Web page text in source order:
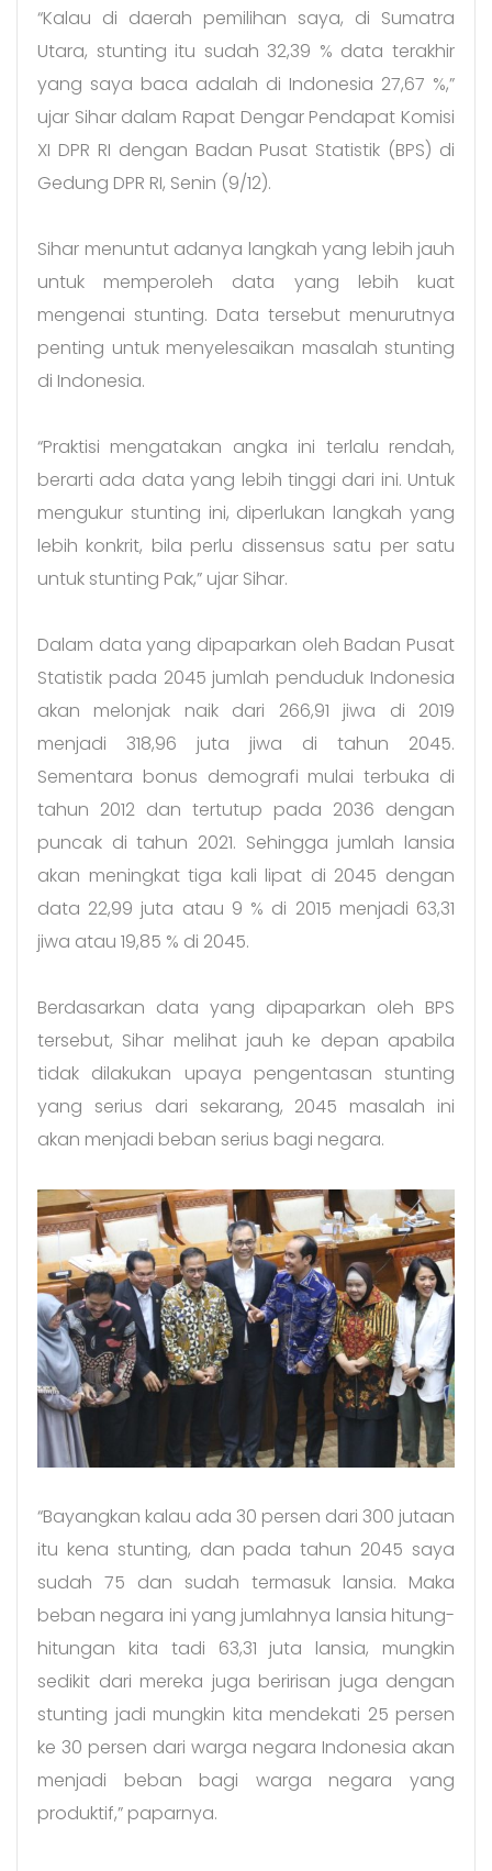
“Kalau di daerah pemilihan saya, di Sumatra
Utara, stunting itu sudah 32,39 % data terakhir
yang saya baca adalah di Indonesia 27,67 %,”
ujar Sihar dalam Rapat Dengar Pendapat Komisi
XI DPR RI dengan Badan Pusat Statistik (BPS) di
Gedung DPR RI, Senin (9/12).
Sihar menuntut adanya langkah yang lebih jauh
untuk memperoleh data yang lebih kuat
mengenai stunting. Data tersebut menurutnya
penting untuk menyelesaikan masalah stunting
di Indonesia.
“Praktisi mengatakan angka ini terlalu rendah,
berarti ada data yang lebih tinggi dari ini. Untuk
mengukur stunting ini, diperlukan langkah yang
lebih konkrit, bila perlu dissensus satu per satu
untuk stunting Pak,” ujar Sihar.
Dalam data yang dipaparkan oleh Badan Pusat
Statistik pada 2045 jumlah penduduk Indonesia
akan melonjak naik dari 266,91 jiwa di 2019
menjadi 318,96 juta jiwa di tahun 2045.
Sementara bonus demografi mulai terbuka di
tahun 2012 dan tertutup pada 2036 dengan
puncak di tahun 2021. Sehingga jumlah lansia
akan meningkat tiga kali lipat di 2045 dengan
data 22,99 juta atau 9 % di 2015 menjadi 63,31
jiwa atau 19,85 % di 2045.
Berdasarkan data yang dipaparkan oleh BPS
tersebut, Sihar melihat jauh ke depan apabila
tidak dilakukan upaya pengentasan stunting
yang serius dari sekarang, 2045 masalah ini
akan menjadi beban serius bagi negara.
“Bayangkan kalau ada 30 persen dari 300 jutaan
itu kena stunting, dan pada tahun 2045 saya
sudah 75 dan sudah termasuk lansia. Maka
beban negara ini yang jumlahnya lansia hitung-
hitungan kita tadi 63,31 juta lansia, mungkin
sedikit dari mereka juga beririsan juga dengan
stunting jadi mungkin kita mendekati 25 persen
ke 30 persen dari warga negara Indonesia akan
menjadi beban bagi warga negara yang
produktif,” paparnya.